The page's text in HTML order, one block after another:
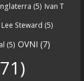
qanon-
los orígenes
las
(5) Ivan T
Lee Steward (5)
(5) OVNI (7)